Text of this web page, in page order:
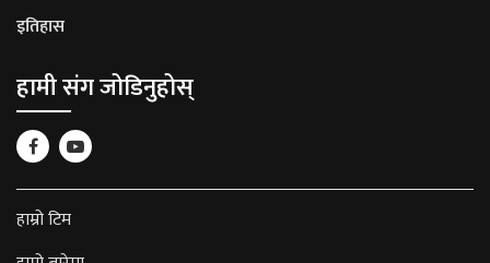
इतिहास
हामी संग जोडिनुहोस्
हाम्रो टिम